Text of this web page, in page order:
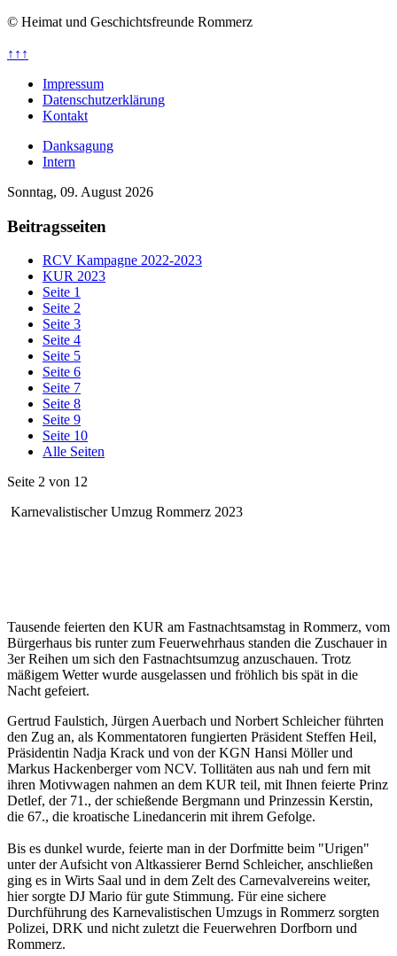
© Heimat und Geschichtsfreunde Rommerz
↑↑↑
Impressum
Datenschutzerklärung
Kontakt
Danksagung
Intern
Sonntag, 09. August 2026
Beitragsseiten
RCV Kampagne 2022-2023
KUR 2023
Seite 1
Seite 2
Seite 3
Seite 4
Seite 5
Seite 6
Seite 7
Seite 8
Seite 9
Seite 10
Alle Seiten
Seite 2 von 12
Karnevalistischer Umzug Rommerz 2023
Tausende feierten den KUR am Fastnachtsamstag in Rommerz, vom
Bürgerhaus bis runter zum Feuerwehrhaus standen die Zuschauer in
3er Reihen um sich den Fastnachtsumzug anzuschauen. Trotz
mäßigem Wetter wurde ausgelassen und fröhlich bis spät in die
Nacht gefeiert.
Gertrud Faulstich, Jürgen Auerbach und Norbert Schleicher führten
den Zug an, als Kommentatoren fungierten Präsident Steffen Heil,
Präsidentin Nadja Krack und von der KGN Hansi Möller und
Markus Hackenberger vom NCV. Tollitäten aus nah und fern mit
ihren Motivwagen nahmen an dem KUR teil, mit Ihnen feierte Prinz
Detlef, der 71., der schießende Bergmann und Prinzessin Kerstin,
die 67., die kroatische Linedancerin mit ihrem Gefolge.
Bis es dunkel wurde, feierte man in der Dorfmitte beim "Urigen"
unter der Aufsicht von Altkassierer Bernd Schleicher, anschließen
ging es in Wirts Saal und in dem Zelt des Carnevalvereins weiter,
hier sorgte DJ Mario für gute Stimmung. Für eine sichere
Durchführung des Karnevalistischen Umzugs in Rommerz sorgten
Polizei, DRK und nicht zuletzt die Feuerwehren Dorfborn und
Rommerz.